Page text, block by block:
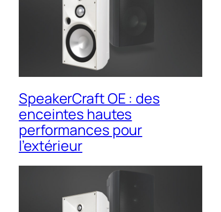
SpeakerCraft OE : des
enceintes hautes
performances pour
l’extérieur